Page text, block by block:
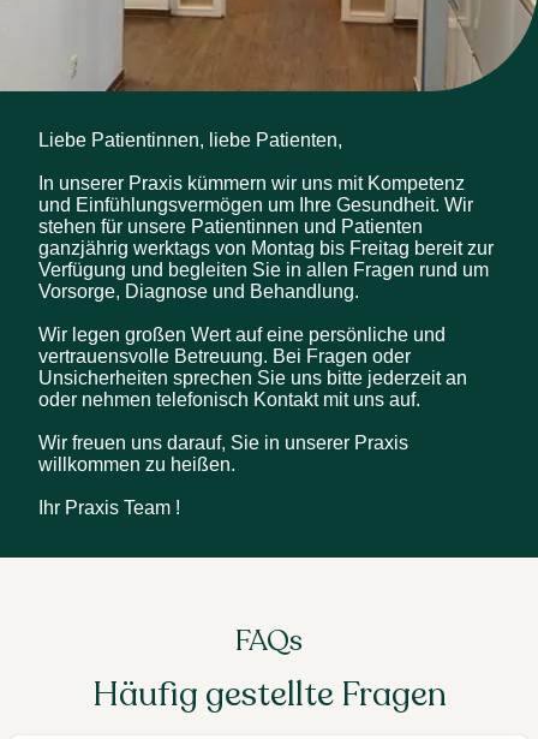
Liebe Patientinnen, liebe Patienten,
In unserer Praxis kümmern wir uns mit Kompetenz
und Einfühlungsvermögen um Ihre Gesundheit. Wir
stehen für unsere Patientinnen und Patienten
ganzjährig werktags von Montag bis Freitag bereit zur
Verfügung und begleiten Sie in allen Fragen rund um
Vorsorge, Diagnose und Behandlung.
Wir legen großen Wert auf eine persönliche und
vertrauensvolle Betreuung. Bei Fragen oder
Unsicherheiten sprechen Sie uns bitte jederzeit an
oder nehmen telefonisch Kontakt mit uns auf.
Wir freuen uns darauf, Sie in unserer Praxis
willkommen zu heißen.
Ihr Praxis Team !
FAQs
Häufig gestellte Fragen